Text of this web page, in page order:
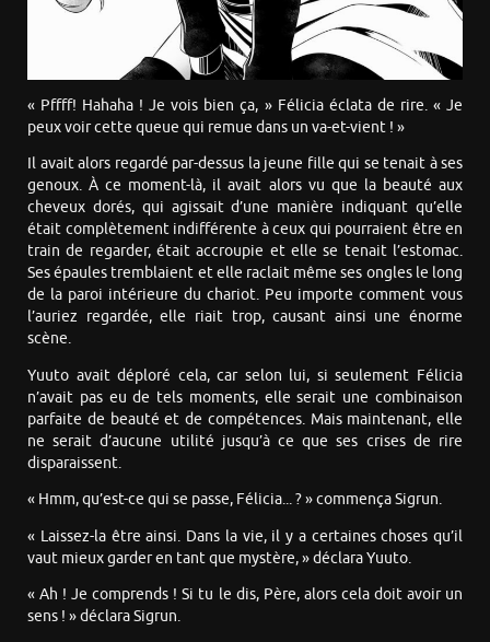
« Pffff! Hahaha ! Je vois bien ça, » Félicia éclata de rire. « Je
peux voir cette queue qui remue dans un va-et-vient ! »
Il avait alors regardé par-dessus la jeune fille qui se tenait à ses
genoux. À ce moment-là, il avait alors vu que la beauté aux
cheveux dorés, qui agissait d’une manière indiquant qu’elle
était complètement indifférente à ceux qui pourraient être en
train de regarder, était accroupie et elle se tenait l’estomac.
Ses épaules tremblaient et elle raclait même ses ongles le long
de la paroi intérieure du chariot. Peu importe comment vous
l’auriez regardée, elle riait trop, causant ainsi une énorme
scène.
Yuuto avait déploré cela, car selon lui, si seulement Félicia
n’avait pas eu de tels moments, elle serait une combinaison
parfaite de beauté et de compétences. Mais maintenant, elle
ne serait d’aucune utilité jusqu’à ce que ses crises de rire
disparaissent.
« Hmm, qu’est-ce qui se passe, Félicia... ? » commença Sigrun.
« Laissez-la être ainsi. Dans la vie, il y a certaines choses qu’il
vaut mieux garder en tant que mystère, » déclara Yuuto.
« Ah ! Je comprends ! Si tu le dis, Père, alors cela doit avoir un
sens ! » déclara Sigrun.